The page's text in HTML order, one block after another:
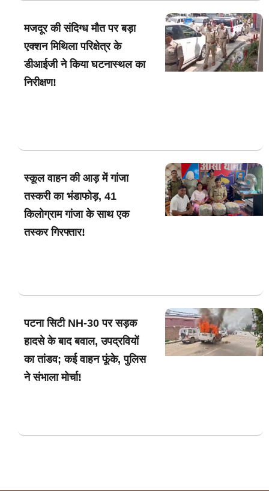
मजदूर की संदिग्ध मौत पर बड़ा
एक्शन मिथिला परिक्षेत्र के
डीआईजी ने किया घटनास्थल का
निरीक्षण!
स्कूल वाहन की आड़ में गांजा
तस्करी का भंडाफोड़, 41
किलोग्राम गांजा के साथ एक
तस्कर गिरफ्तार!
पटना सिटी NH-30 पर सड़क
हादसे के बाद बवाल, उपद्रवियों
का तांडव; कई वाहन फूंके, पुलिस
ने संभाला मोर्चा!